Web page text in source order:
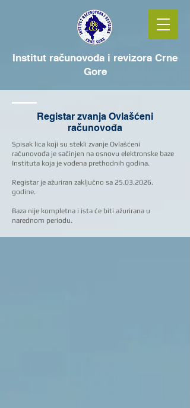
Institut računovođa i revizora Crne
Gore
Registar zvanja Ovlašćeni
računovođa
Spisak lica koji su stekli zvanje Ovlašćeni
računovođa je sačinjen na osnovu elektronske baze
Instituta koja je vođena prethodnih godina.
Registar je ažuriran zaključno sa 25.03.2026.
godine.
Baza nije kompletna i ista će biti ažurirana u
narednom periodu.